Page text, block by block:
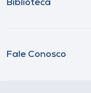
Biblioteca
Fale Conosco